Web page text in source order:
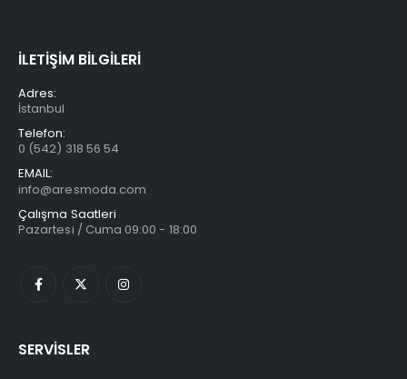
İLETİŞİM BİLGİLERİ
Adres:
İstanbul
Telefon:
0 (542) 318 56 54
EMAIL:
info@aresmoda.com
Çalışma Saatleri
Pazartesi / Cuma 09:00 - 18:00
SERVİSLER